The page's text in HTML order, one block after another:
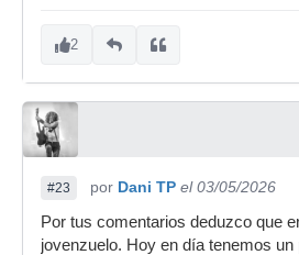
2
#23 por Dani TP el 03/05/2026
Por tus comentarios deduzco que
jovenzuelo. Hoy en día tenemos un